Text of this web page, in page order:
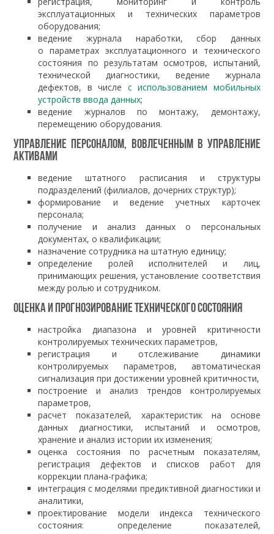
эксплуатационных и технических параметров
оборудования;
ведение журнала наработки, сбор данных
о параметрах эксплуатационного и технического
состояния по результатам осмотров, испытаний,
технической диагностики, ведение журнала
дефектов, в числе с использованием мобильных
устройств ввода данных;
ведение журналов по монтажу, демонтажу,
перемещению оборудования.
Управление персоналом, вовлеченным в управление
активами
ведение штатного расписания и структуры
подразделений (филиалов, дочерних структур);
формирование и ведение учетных карточек
персонала;
получение и анализ данных о персональных
документах, о квалификации;
назначение сотрудника на штатную единицу;
определение ролей исполнителей и лиц,
принимающих решения, установление соответствия
между ролью и сотрудником.
Оценка и прогнозирование технического состояния
настройка диапазона и уровней критичности
контролируемых технических параметров,
регистрация и отслеживание динамики
контролируемых параметров, автоматическая
сигнализация при достижении уровней критичности,
построение и анализ трендов контролируемых
параметров,
расчет показателей, характеристик на основе
данных диагностики, испытаний и осмотров,
хранение и анализ истории их изменения;
оценка состояния по расчетным показателям,
регистрация дефектов и списков работ для
коррекции плана-графика;
интеграция с моделями предиктивной диагностики и
аналитики,
проектирование модели индекса технического
состояния: определение показателей,